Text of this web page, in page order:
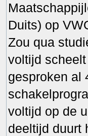
Duits) op
Zou qua
voltijd
gesproken al
voltijd op de
deeltijd duurt